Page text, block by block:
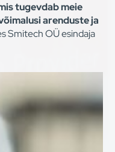
tugevdab meie
arenduste ja
Smitech OÜ esindaja